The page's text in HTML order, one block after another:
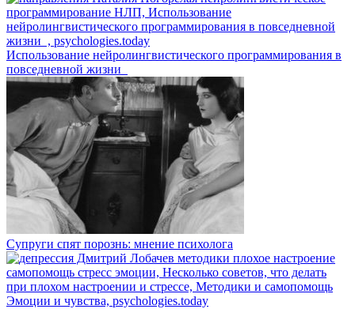
Использование нейролингвистического программирования в
повседневной жизни
Супруги спят порознь: мнение психолога